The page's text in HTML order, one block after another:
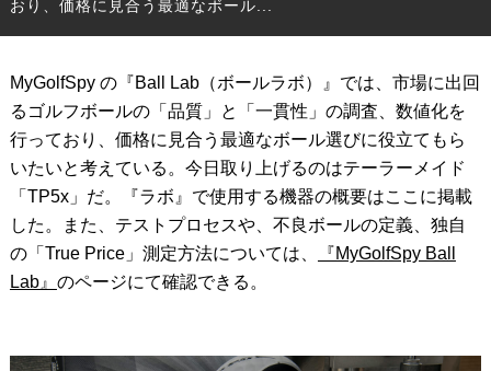
おり、価格に見合う最適なボール...
MyGolfSpy の『Ball Lab（ボールラボ）』では、市場に出回
るゴルフボールの「品質」と「一貫性」の調査、数値化を
行っており、価格に見合う最適なボール選びに役立てもら
いたいと考えている。今日取り上げるのはテーラーメイド
「TP5x」だ。『ラボ』で使用する機器の概要はここに掲載
した。また、テストプロセスや、不良ボールの定義、独自
の「True Price」測定方法については、
『MyGolfSpy Ball
Lab』 のページにて確認できる。
HYBRIDS ハイブリッド
WEDGES ウェッジ
PUTTERS
OTHER その他
Editor’s Picks 編集部のおすすめ
Our Team 私たちのチーム